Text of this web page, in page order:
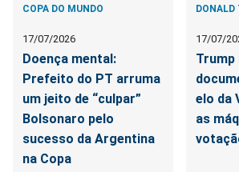
COPA DO MUNDO
17/07/2026
Doença mental:
Prefeito do PT arruma
um jeito de “culpar”
Bolsonaro pelo
sucesso da Argentina
na Copa
DONALD
17/07/
Trump
elo da
as